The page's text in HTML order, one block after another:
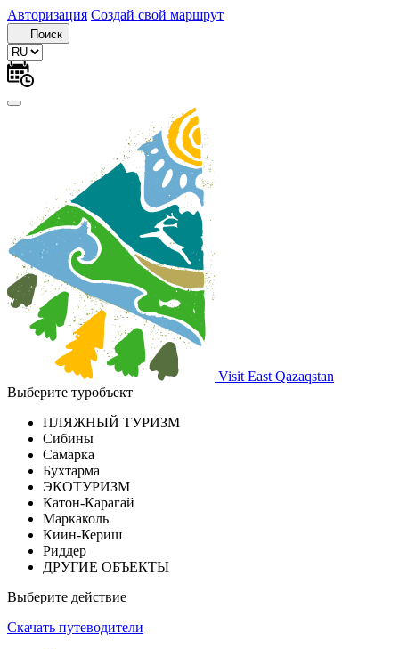
Авторизация Создай свой маршрут
Поиск
Visit East Qazaqstan
Выберите туробъект
ПЛЯЖНЫЙ ТУРИЗМ
Сибины
Самарка
Бухтарма
ЭКОТУРИЗМ
Катон-Карагай
Маркаколь
Киин-Кериш
Риддер
ДРУГИЕ ОБЪЕКТЫ
Выберите действие
Скачать путеводители